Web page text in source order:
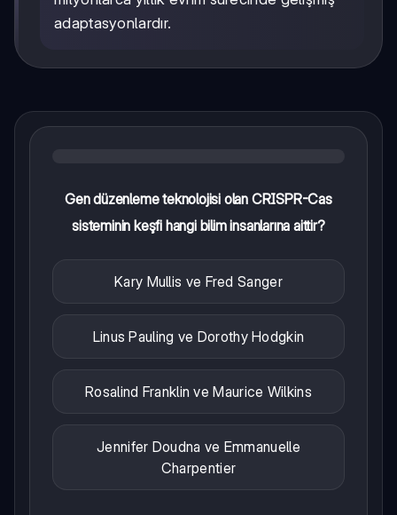
adaptasyonlardır.
Gen düzenleme teknolojisi olan CRISPR-Cas
sisteminin keşfi hangi bilim insanlarına aittir?
Kary Mullis ve Fred Sanger
Linus Pauling ve Dorothy Hodgkin
Rosalind Franklin ve Maurice Wilkins
Jennifer Doudna ve Emmanuelle
Charpentier